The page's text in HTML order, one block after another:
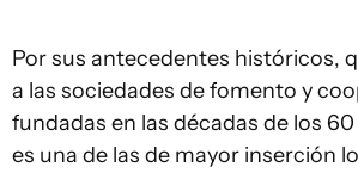
Por sus antecedentes históricos,
a las sociedades de fomento y
fundadas en las décadas de los
es una de las de mayor inserción